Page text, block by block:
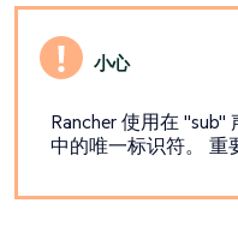
Rancher 使用在
中的唯一标识符。 重